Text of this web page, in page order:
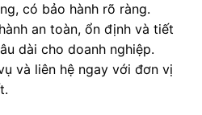
có bảo hành rõ ràng.
an toàn, ổn định và tiết
dài cho doanh nghiệp.
và liên hệ ngay với đơn vị